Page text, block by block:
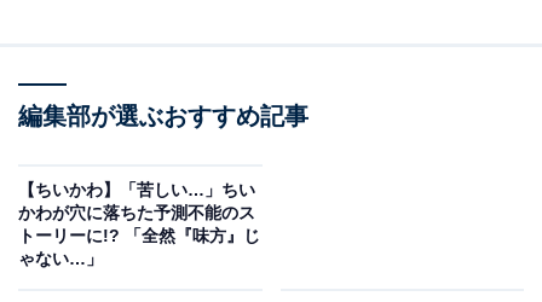
編集部が選ぶおすすめ記事
【ちいかわ】「苦しい…」ちい
かわが穴に落ちた予測不能のス
トーリーに!? 「全然『味方』じ
ゃない…」